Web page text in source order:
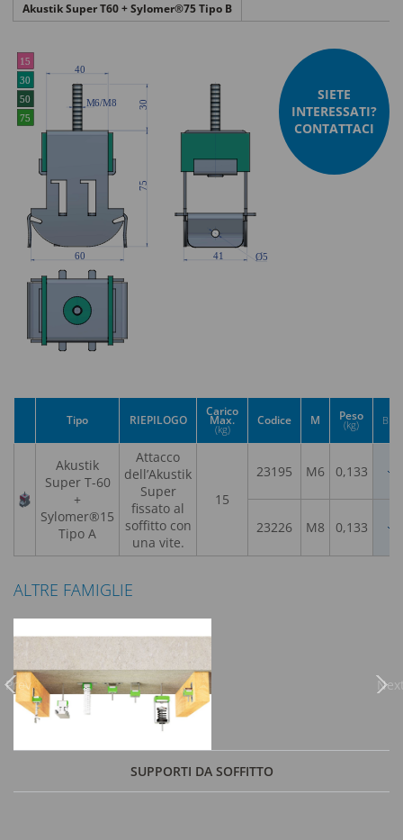
Akustik Super T60 + Sylomer®75 Tipo B
SIETE
INTERESSATI?
CONTATTACI
Tipo RIEPILOGO
Carico
Max.
(kg)
Codice M Peso
(kg) BIM
Akustik
Super T-60
+
Sylomer®15
Tipo A
Attacco
dell’Akustik
Super
fissato al
soffitto con
una vite.
15
23195 M6 0,133
23226 M8 0,133
ALTRE FAMIGLIE
SUPPORTI DA SOFFITTO
Previous Next